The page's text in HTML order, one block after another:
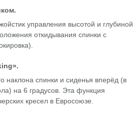
управления высотой и глубиной
откидывания спинки с
наклона спинки и сиденья вперёд (в
на 6 градусов. Эта функция
кресел в Евросоюзе.